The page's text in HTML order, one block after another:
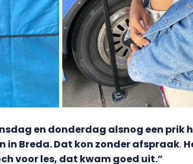
en donderdag alsnog een prik
in Breda. Dat kon zonder afspraak.
voor les, dat kwam goed uit.”